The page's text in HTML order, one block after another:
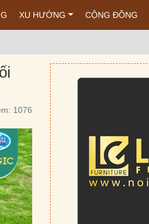
XU HƯỚNG CỘNG ĐỒNG
1076